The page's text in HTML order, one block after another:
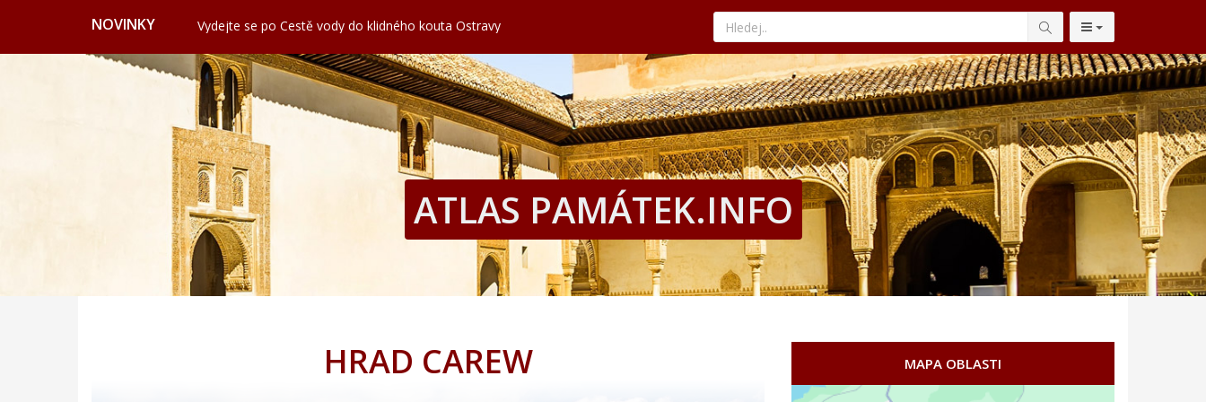
NOVINKY
Vydejte se po Cestě vody do klidného kouta Ostravy
Cervione: Skrytý balkon Korsiky nad tyrkysovým mořem
Ekonomické cestování: Kdy a kde hledat ty nejvýhodnější nabídky
Svatojánská věž ve Frýdku nabízí výhled, historii i současné umění
Nashville: Hudební srdce Ameriky
Vydejte se po Cestě vody do klidného kouta Ostravy
Valencie: Město, kde futurismus potkává tradici a nejlepší paellu
Cervione: Skrytý balkon Korsiky nad tyrkysovým mořem
Ekonomické cestování: Kdy a kde hledat ty nejvýhodnější nabídkyATLAS PAMÁTEK.INFO
HRAD CAREW MAPA OBLASTI